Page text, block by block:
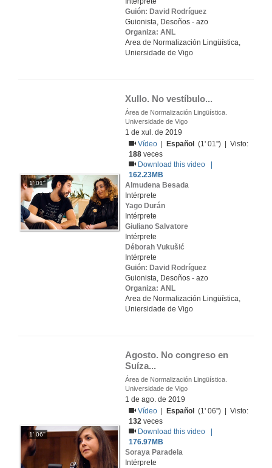
Guión: David Rodríguez
Guionista, Desoños - azo
Organiza: ANL
Area de Normalización Lingüística,
Uniersidade de Vigo
1' 01''
Xullo. No vestíbulo...
Área de Normalización Lingüística.
Universidade de Vigo
1 de xul. de 2019
Vídeo
Español
(1' 01'') | Visto:
188 veces
Download this video |
162.23MB
Almudena Besada
Intérprete
Yago Durán
Intérprete
Giuliano Salvatore
Intérprete
Déborah Vukušić
Intérprete
Guión: David Rodríguez
Guionista, Desoños - azo
Organiza: ANL
Area de Normalización Lingüística,
Uniersidade de Vigo
1' 06''
Agosto. No congreso en
Suíza...
Área de Normalización Lingüística.
Universidade de Vigo
1 de ago. de 2019
Vídeo
Español
(1' 06'') | Visto:
132 veces
Download this video |
176.97MB
Soraya Paradela
Intérprete